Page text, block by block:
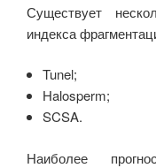
Существует
индекса
Tunel;
Halosperm;
SCSA.
Наиболее